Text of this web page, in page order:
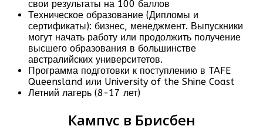
свои результаты на 100 баллов
Техническое образование (Дипломы и
сертификаты): бизнес, менеджмент. Выпускники
могут начать работу или продолжить получение
высшего образования в большинстве
австралийских университетов.
Программа подготовки к поступлению в TAFE
Queensland или University of the Shine Coast
Летний лагерь (8-17 лет)
Кампус в Брисбен